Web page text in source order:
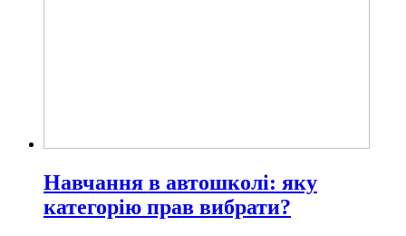
Навчання в автошколі: яку
категорію прав вибрати?